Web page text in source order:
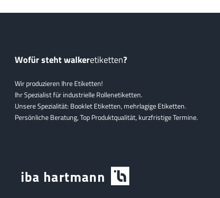
Wofür steht walkeretiketten?
Wir produzieren Ihre Etiketten!
Ihr Spezialist für industrielle Rollenetiketten.
Unsere Spezialität: Booklet Etiketten, mehrlagige Etiketten.
Persönliche Beratung, Top Produktqualität, kurzfristige Termine.